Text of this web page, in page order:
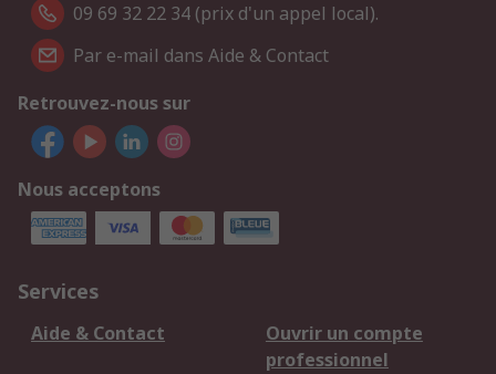
09 69 32 22 34 (prix d'un appel local).
Par e-mail dans Aide & Contact
Retrouvez-nous sur
Nous acceptons
Services
Aide & Contact
Ouvrir un compte
professionnel